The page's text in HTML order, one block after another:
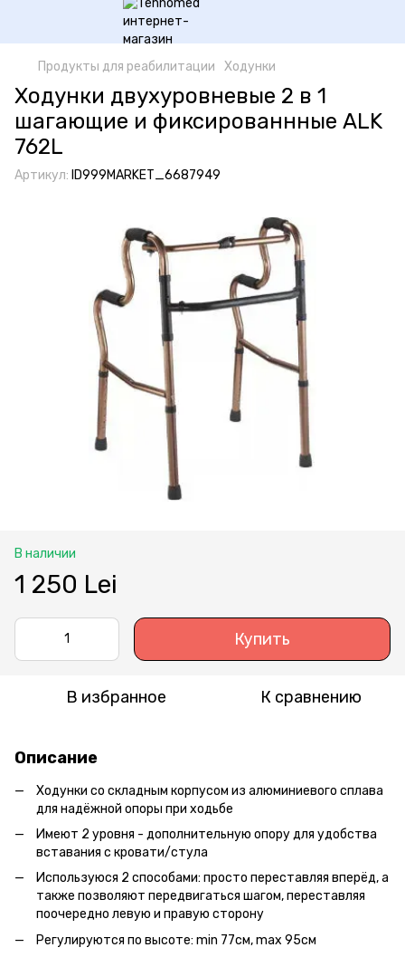
Продукты для реабилитации Ходунки
Ходунки двухуровневые 2 в 1
шагающие и фиксированнные ALK
762L
Артикул: ID999MARKET_6687949
В наличии
1 250 Lei
Купить
В избранное К сравнению
Описание
Ходунки со складным корпусом из алюминиевого сплава
для надёжной опоры при ходьбе
Имеют 2 уровня - дополнительную опору для удобства
вставания с кровати/стула
Используюся 2 способами: просто переставляя вперёд, а
также позволяют передвигаться шагом, переставляя
поочередно левую и правую сторону
Регулируются по высоте: min 77см, max 95см